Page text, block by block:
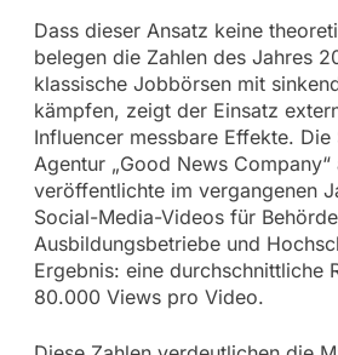
Dass dieser Ansatz keine
belegen die Zahlen des Jahres
klassische Jobbörsen mit
kämpfen, zeigt der Einsatz
Influencer messbare Effekte.
Agentur „Good News Company“
veröffentlichte im vergangenen
Social-Media-Videos für
Ausbildungsbetriebe und
Ergebnis: eine durchschnittliche
80.000 Views pro Video.